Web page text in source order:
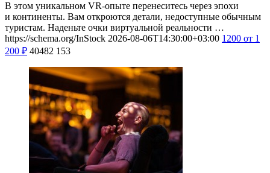
В этом уникальном VR-опыте перенеситесь через эпохи
и континенты. Вам откроются детали, недоступные обычным
туристам. Наденьте очки виртуальной реальности …
https://schema.org/InStock 2026-08-06T14:30:00+03:00 1200 от 1
200 ₽ 40482 153